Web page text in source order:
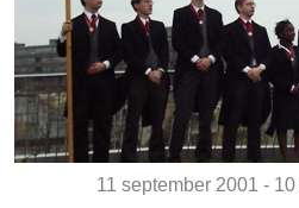
11 september 2001 -